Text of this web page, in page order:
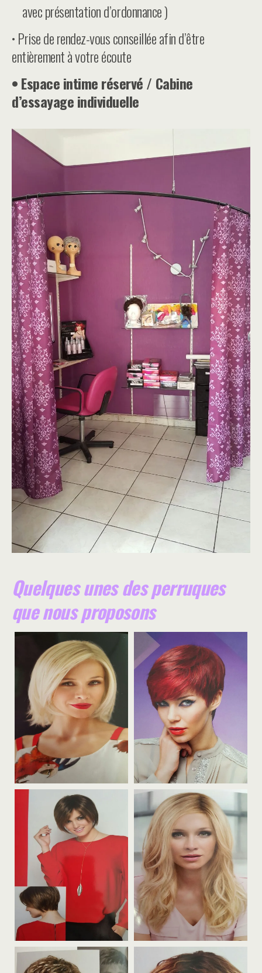
avec présentation d’ordonnance )
• Prise de rendez-vous conseillée afin d’être
entièrement à votre écoute
• Espace intime réservé / Cabine
d’essayage individuelle
Quelques unes des perruques
que nous proposons